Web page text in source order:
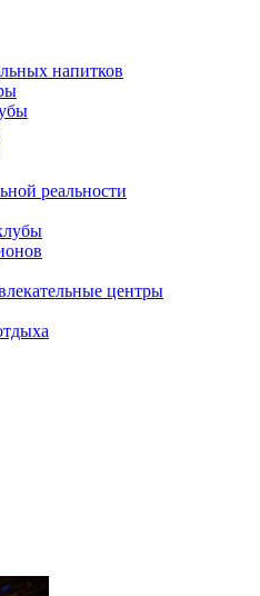
напитков
реальности
центры